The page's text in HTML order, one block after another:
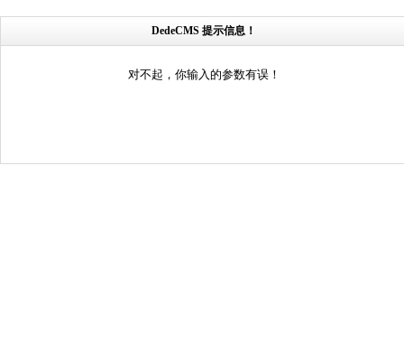
DedeCMS 提示信息！
对不起，你输入的参数有误！